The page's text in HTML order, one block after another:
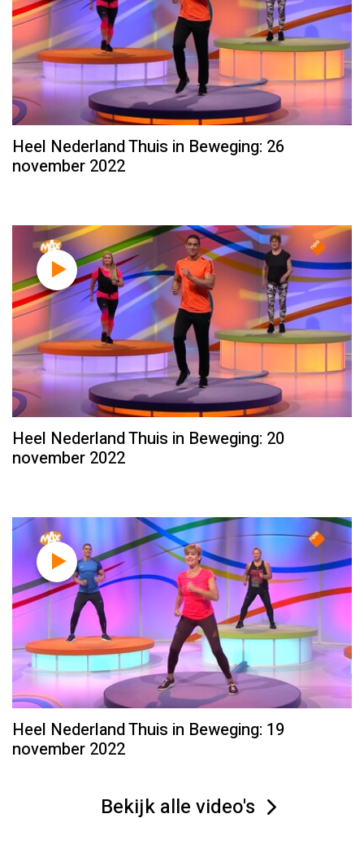
Heel Nederland Thuis in Beweging: 26
november 2022
Heel Nederland Thuis in Beweging: 20
november 2022
Heel Nederland Thuis in Beweging: 19
november 2022
Bekijk alle video's